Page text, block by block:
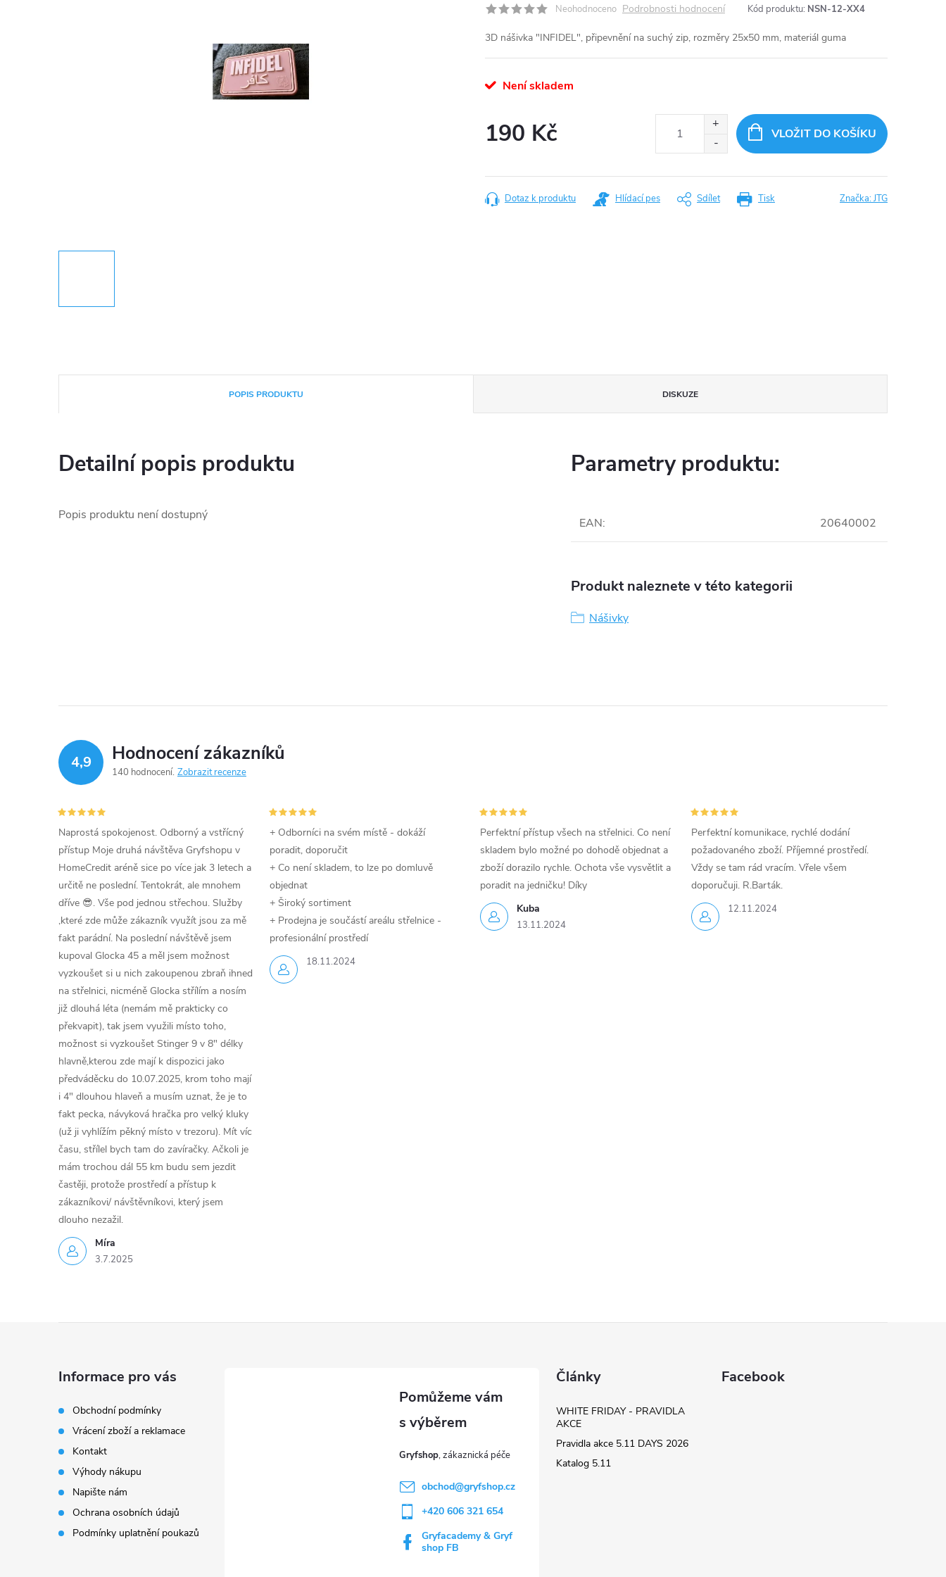
Neohodnoceno Podrobnosti hodnocení Kód produktu: NSN-12-XX4
3D nášivka "INFIDEL", připevnění na suchý zip, rozměry 25x50 mm, materiál guma
Není skladem
190 Kč VLOŽIT DO KOŠÍKU
Tisk
Dotaz k produktu Hlídací pes Sdílet Značka:JTG
POPIS PRODUKTU DISKUZE
Detailní popis produktu
Popis produktu není dostupný
Parametry produktu:
EAN: 20640002
Produkt naleznete v této kategorii
Nášivky
4,9 Hodnocení zákazníků
140 hodnocení Zobrazit recenze
Míra
3.7.2025
Naprostá spokojenost. Odborný a vstřícný
přístup Moje druhá návštěva Gryfshopu v
HomeCredit aréně sice po více jak 3 letech a
určitě ne poslední. Tentokrát, ale mnohem
dříve 😎. Vše pod jednou střechou. Služby
,které zde může zákazník využít jsou za mě
fakt parádní. Na poslední návštěvě jsem
kupoval Glocka 45 a měl jsem možnost
vyzkoušet si u nich zakoupenou zbraň ihned
na střelnici, nicméně Glocka střílím a nosím
již dlouhá léta (nemám mě prakticky co
překvapit), tak jsem využili místo toho,
možnost si vyzkoušet Stinger 9 v 8" délky
hlavně,kterou zde mají k dispozici jako
předváděcku do 10.07.2025, krom toho mají
i 4" dlouhou hlaveň a musím uznat, že je to
fakt pecka, návyková hračka pro velký kluky
(už ji vyhlížím pěkný místo v trezoru). Mít víc
času, střílel bych tam do zavíračky. Ačkoli je
mám trochou dál 55 km budu sem jezdit
častěji, protože prostředí a přístup k
zákazníkovi/ návštěvníkovi, který jsem
dlouho nezažil.
18.11.2024
+ Odborníci na svém místě - dokáží
poradit, doporučit
+ Co není skladem, to lze po domluvě
objednat
+ Široký sortiment
+ Prodejna je součástí areálu střelnice -
profesionální prostředí
Kuba
13.11.2024
Perfektní přístup všech na střelnici. Co není
skladem bylo možné po dohodě objednat a
zboží dorazilo rychle. Ochota vše vysvětlit a
poradit na jedničku! Díky
12.11.2024
Perfektní komunikace, rychlé dodání
požadovaného zboží. Příjemné prostředí.
Vždy se tam rád vracím. Vřele všem
doporučuji. R.Barták.
Informace pro vás
Obchodní podmínky
Vrácení zboží a reklamace
Kontakt
Výhody nákupu
Napište nám
Ochrana osobních údajů
Podmínky uplatnění poukazů
Gryfshop
obchod@gryfshop.cz
+420 606 321 654
Gryfacademy & Gryf
shop FB
Články
WHITE FRIDAY - PRAVIDLA
AKCE
Pravidla akce 5.11 DAYS 2026
Katalog 5.11
Facebook